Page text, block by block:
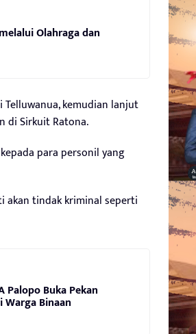
Olahraga dan
Telluwanua, kemudian lanjut
di Sirkuit Ratona.
para personil yang
akan tindak kriminal seperti
Palopo Buka Pekan
Binaan